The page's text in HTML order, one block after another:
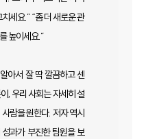
세요.” “좀 더 새로운 관
높이세요.”
아서 잘 딱 깔끔하고 센
, 우리 사회는 자세히 설
사람을 원한다. 저자 역시
과가 부진한 팀원을 보